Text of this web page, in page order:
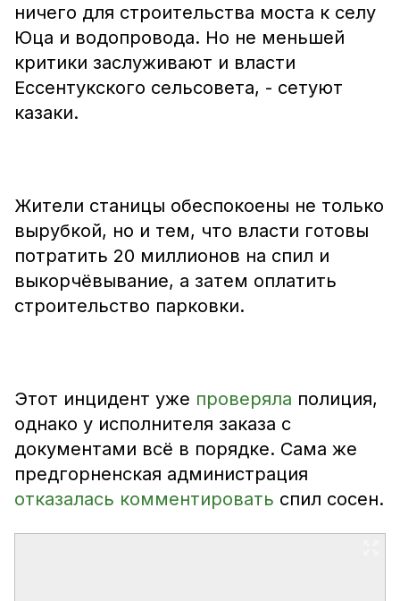
ничего для строительства моста к селу
Юца и водопровода. Но не меньшей
критики заслуживают и власти
Ессентукского сельсовета, - сетуют
казаки.
Жители станицы обеспокоены не только
вырубкой, но и тем, что власти готовы
потратить 20 миллионов на спил и
выкорчёвывание, а затем оплатить
строительство парковки.
Этот инцидент уже проверяла полиция,
однако у исполнителя заказа с
документами всё в порядке. Сама же
предгорненская администрация
отказалась комментировать спил сосен.